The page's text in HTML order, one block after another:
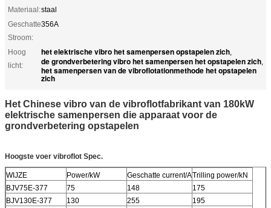
Materiaal:staal
Geschatte
Stroom:
356A
Hoog
licht:
het elektrische vibro het samenpersen opstapelen zich,
de grondverbetering vibro het samenpersen het opstapelen zich,
het samenpersen van de vibroflotationmethode het opstapelen
zich
Het Chinese vibro van de vibroflotfabrikant van 180kW
elektrische samenpersen die apparaat voor de
grondverbetering opstapelen
Hoogste voer vibroflot Spec.
WIJZE Power/kW Geschatte current/ATrilling power/kN
BJV75E-377
75 148
175
BJV130E-377
130 255
195